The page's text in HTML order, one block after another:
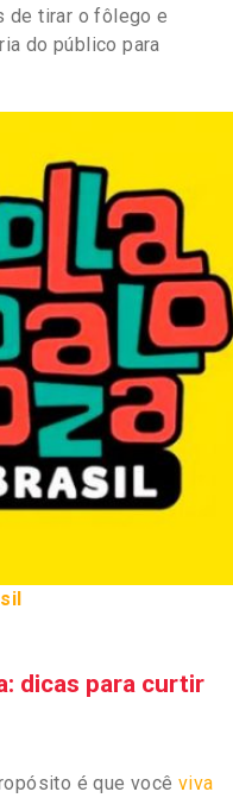
de tirar o fôlego e
do público para
dicas para curtir
é que você viva